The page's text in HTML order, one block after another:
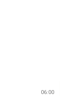
06:00